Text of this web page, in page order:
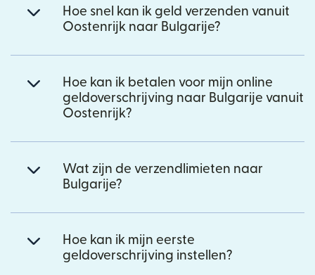
Hoe snel kan ik geld verzenden vanuit
Oostenrijk naar Bulgarije?
Hoe kan ik betalen voor mijn online
geldoverschrijving naar Bulgarije vanuit
Oostenrijk?
Wat zijn de verzendlimieten naar
Bulgarije?
Hoe kan ik mijn eerste
geldoverschrijving instellen?